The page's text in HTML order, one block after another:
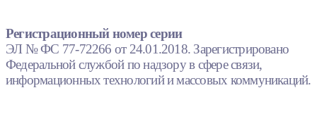
Регистрационный номер серии
ЭЛ № ФС 77-72266 от 24.01.2018. Зарегистрировано
Федеральной службой по надзору в сфере связи,
информационных технологий и массовых коммуникаций.